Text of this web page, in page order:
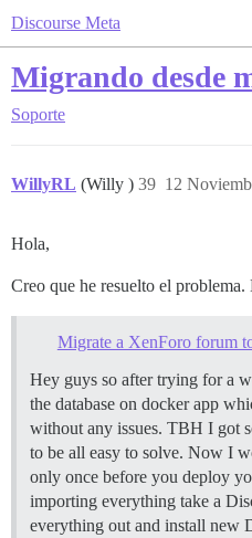
Discourse Meta
Migrando desde
Soporte
WillyRL (Willy ) 12
39
Hola,
Creo que he resuelto el
Migrate a XenForo forum
Hey guys so after trying for a
the database on docker app
without any issues. TBH I got
to be all easy to solve. Now I
only once before you deploy
importing everything take a
everything out and install new